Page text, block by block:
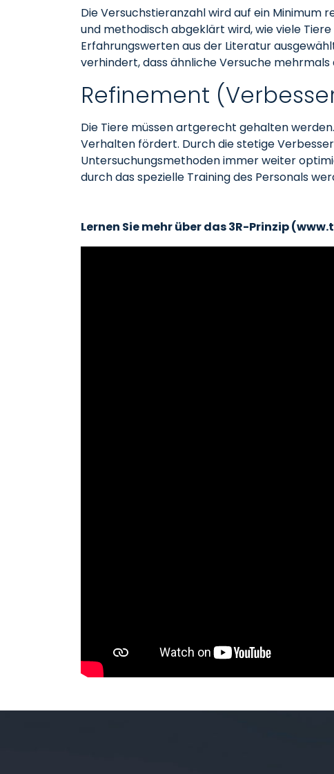
Die Versuchstieranzahl wird auf ein Minimum
und methodisch abgeklärt wird, wie viele
Erfahrungswerten aus der Literatur
verhindert, dass ähnliche Versuche
Refinement
Die Tiere müssen artgerecht gehalten
Verhalten fördert. Durch die stetige
Untersuchungsmethoden immer weiter
durch das spezielle Training des Personals
Lernen Sie mehr über das 3R-Prinzip